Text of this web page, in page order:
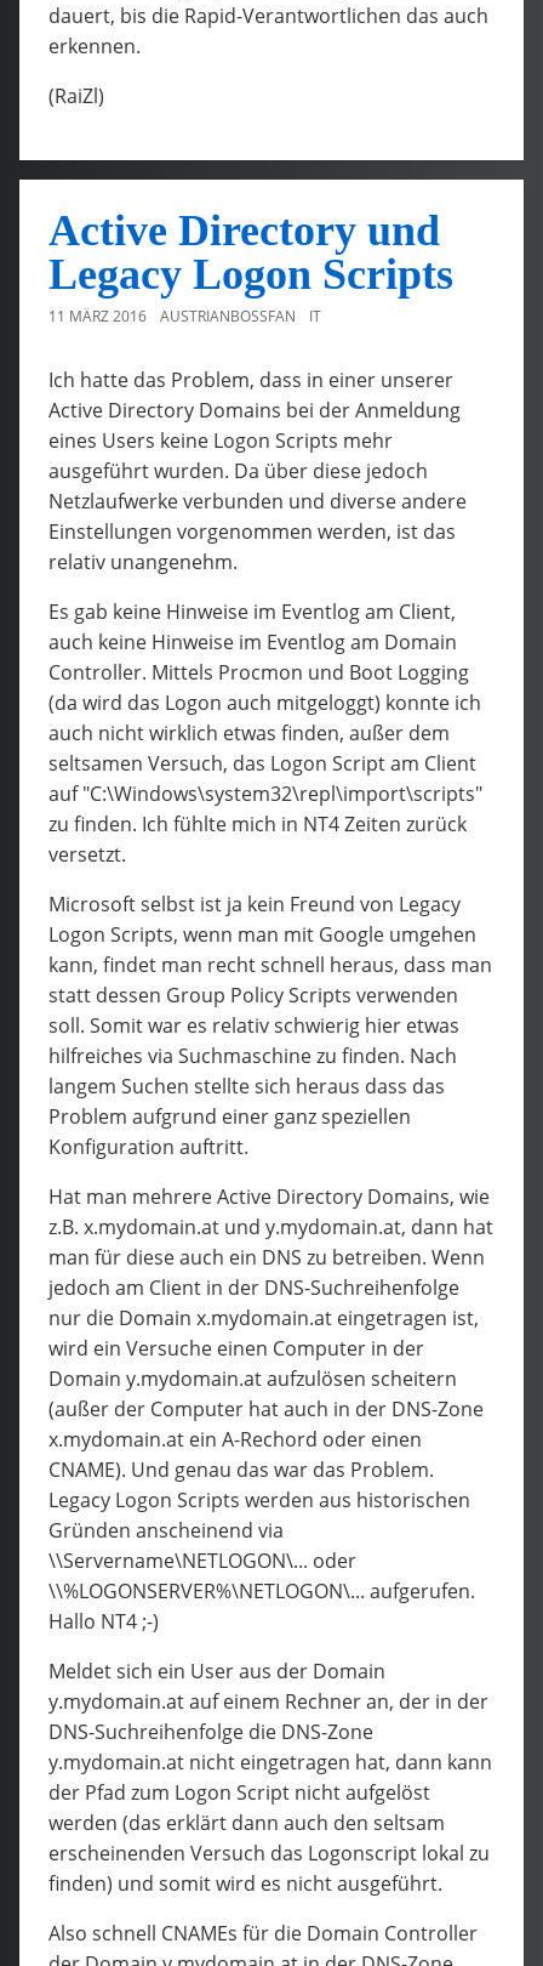
dauert, bis die Rapid-Verantwortlichen das auch
erkennen.
(RaiZl)
Active Directory und
Legacy Logon Scripts
11 MÄRZ 2016 AUSTRIANBOSSFAN IT
Ich hatte das Problem, dass in einer unserer
Active Directory Domains bei der Anmeldung
eines Users keine Logon Scripts mehr
ausgeführt wurden. Da über diese jedoch
Netzlaufwerke verbunden und diverse andere
Einstellungen vorgenommen werden, ist das
relativ unangenehm.
Es gab keine Hinweise im Eventlog am Client,
auch keine Hinweise im Eventlog am Domain
Controller. Mittels Procmon und Boot Logging
(da wird das Logon auch mitgeloggt) konnte ich
auch nicht wirklich etwas finden, außer dem
seltsamen Versuch, das Logon Script am Client
auf "C:\Windows\system32\repl\import\scripts"
zu finden. Ich fühlte mich in NT4 Zeiten zurück
versetzt.
Microsoft selbst ist ja kein Freund von Legacy
Logon Scripts, wenn man mit Google umgehen
kann, findet man recht schnell heraus, dass man
statt dessen Group Policy Scripts verwenden
soll. Somit war es relativ schwierig hier etwas
hilfreiches via Suchmaschine zu finden. Nach
langem Suchen stellte sich heraus dass das
Problem aufgrund einer ganz speziellen
Konfiguration auftritt.
Hat man mehrere Active Directory Domains, wie
z.B. x.mydomain.at und y.mydomain.at, dann hat
man für diese auch ein DNS zu betreiben. Wenn
jedoch am Client in der DNS-Suchreihenfolge
nur die Domain x.mydomain.at eingetragen ist,
wird ein Versuche einen Computer in der
Domain y.mydomain.at aufzulösen scheitern
(außer der Computer hat auch in der DNS-Zone
x.mydomain.at ein A-Rechord oder einen
CNAME). Und genau das war das Problem.
Legacy Logon Scripts werden aus historischen
Gründen anscheinend via
\\Servername\NETLOGON\... oder
\\%LOGONSERVER%\NETLOGON\... aufgerufen.
Hallo NT4 ;-)
Meldet sich ein User aus der Domain
y.mydomain.at auf einem Rechner an, der in der
DNS-Suchreihenfolge die DNS-Zone
y.mydomain.at nicht eingetragen hat, dann kann
der Pfad zum Logon Script nicht aufgelöst
werden (das erklärt dann auch den seltsam
erscheinenden Versuch das Logonscript lokal zu
finden) und somit wird es nicht ausgeführt.
Also schnell CNAMEs für die Domain Controller